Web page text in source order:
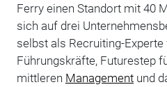
Ferry einen Standort mit 40
sich auf drei
selbst als Recruiting-
Führungskräfte, Futurestep
mittleren Managementund